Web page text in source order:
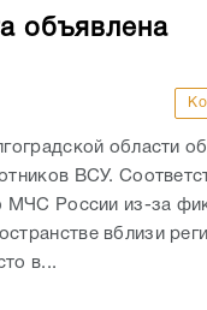
объявлена
области
ВСУ.
МЧС России из-за
вблизи
в...